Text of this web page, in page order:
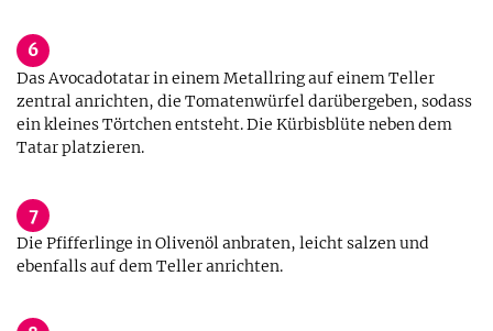
6
Das Avocadotatar in einem Metallring auf einem Teller
zentral anrichten, die Tomatenwürfel darübergeben, sodass
ein kleines Törtchen entsteht. Die Kürbisblüte neben dem
Tatar platzieren.
7
Die Pfifferlinge in Olivenöl anbraten, leicht salzen und
ebenfalls auf dem Teller anrichten.